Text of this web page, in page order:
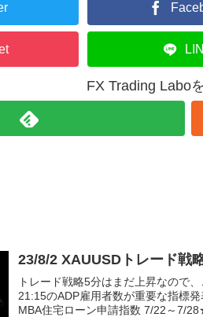
FX Trading Labo
23/8/2 XAUUSDトレード戦
トレード戦略5分はまだ上昇なので
21:15のADP雇用者数が重要な指標
MBA住宅ローン申請指数 7/22～7/